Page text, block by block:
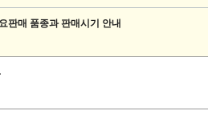
판매 품종과 판매시기 안내